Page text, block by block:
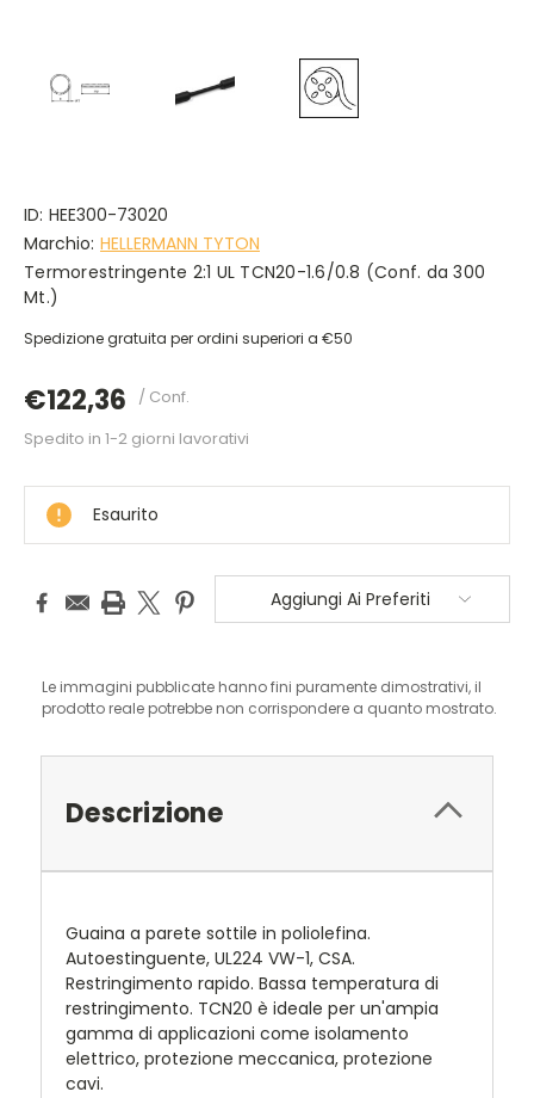
ID: HEE300-73020
Marchio: HELLERMANN TYTON
Termorestringente 2:1 UL TCN20-1.6/0.8 (Conf. da 300
Mt.)
Spedizione gratuita per ordini superiori a €50
€122,36 / Conf.
DISPONIBILE
Spedito in 1-2 giorni lavorativi
Esaurito
Aggiungi Ai Preferiti
Le immagini pubblicate hanno fini puramente dimostrativi, il
prodotto reale potrebbe non corrispondere a quanto mostrato.
Descrizione
Guaina a parete sottile in poliolefina.
Autoestinguente, UL224 VW-1, CSA.
Restringimento rapido. Bassa temperatura di
restringimento. TCN20 è ideale per un'ampia
gamma di applicazioni come isolamento
elettrico, protezione meccanica, protezione
cavi.